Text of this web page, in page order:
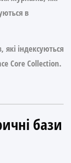
в
індексуються
Core Collection.
бази